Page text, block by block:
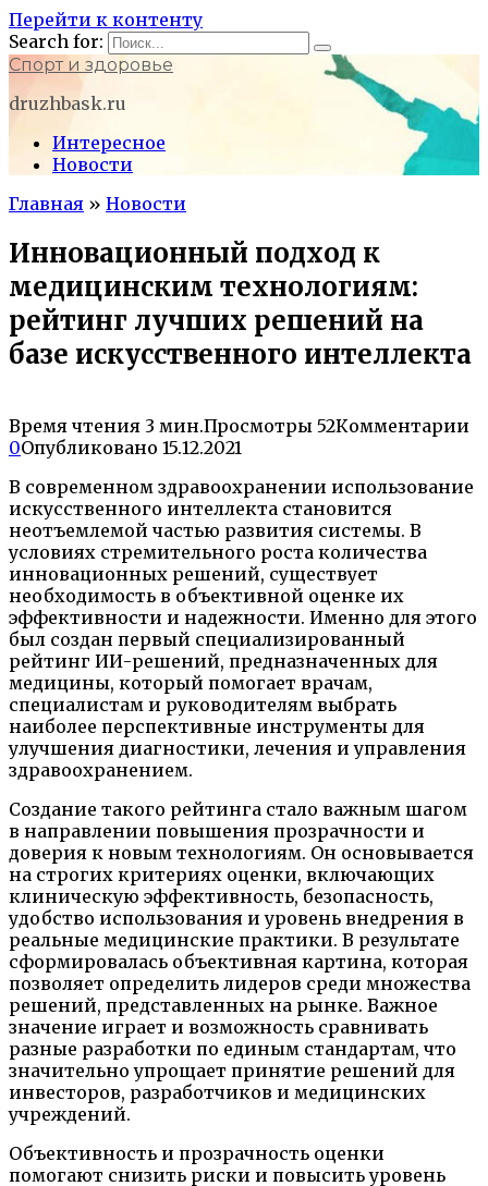
Перейти к контенту
Search for:
Спорт и здоровье
druzhbask.ru
Интересное
Новости
Главная » Новости
Инновационный подход к
медицинским технологиям:
рейтинг лучших решений на
базе искусственного интеллекта
Время чтения 3 мин.Просмотры 52Комментарии
0Опубликовано 15.12.2021
В современном здравоохранении использование
искусственного интеллекта становится
неотъемлемой частью развития системы. В
условиях стремительного роста количества
инновационных решений, существует
необходимость в объективной оценке их
эффективности и надежности. Именно для этого
был создан первый специализированный
рейтинг ИИ-решений, предназначенных для
медицины, который помогает врачам,
специалистам и руководителям выбрать
наиболее перспективные инструменты для
улучшения диагностики, лечения и управления
здравоохранением.
Создание такого рейтинга стало важным шагом
в направлении повышения прозрачности и
доверия к новым технологиям. Он основывается
на строгих критериях оценки, включающих
клиническую эффективность, безопасность,
удобство использования и уровень внедрения в
реальные медицинские практики. В результате
сформировалась объективная картина, которая
позволяет определить лидеров среди множества
решений, представленных на рынке. Важное
значение играет и возможность сравнивать
разные разработки по единым стандартам, что
значительно упрощает принятие решений для
инвесторов, разработчиков и медицинских
учреждений.
Объективность и прозрачность оценки
помогают снизить риски и повысить уровень